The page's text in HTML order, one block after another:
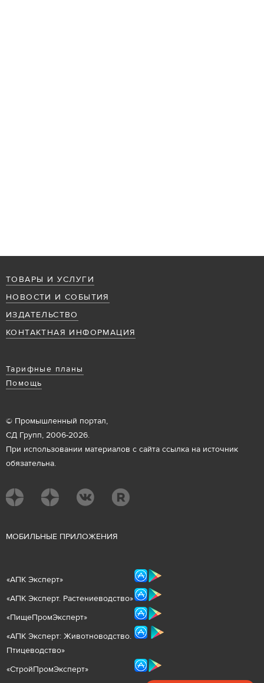
ТОВАРЫ И УСЛУГИ
НОВОСТИ И СОБЫТИЯ
ИЗДАТЕЛЬСТВО
КОНТАКТНАЯ ИНФОРМАЦИЯ
Тарифные планы
Помощь
© Промышленный портал,
СД Групп, 2006-2026.
При использовании материалов с сайта ссылка на источник
обязательна.
МОБИЛЬНЫЕ ПРИЛОЖЕНИЯ
«АПК Эксперт»
«АПК Эксперт. Растениеводство»
«ПищеПромЭксперт»
«АПК Эксперт: Животноводство.
Птицеводство»
«СтройПромЭксперт»